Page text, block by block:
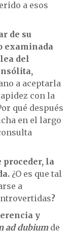
a esos
de su
examinada
del
a aceptarla
con la
qué después
en el largo
proceder, la
¿O es que tal
a
?
y
ad dubiumde